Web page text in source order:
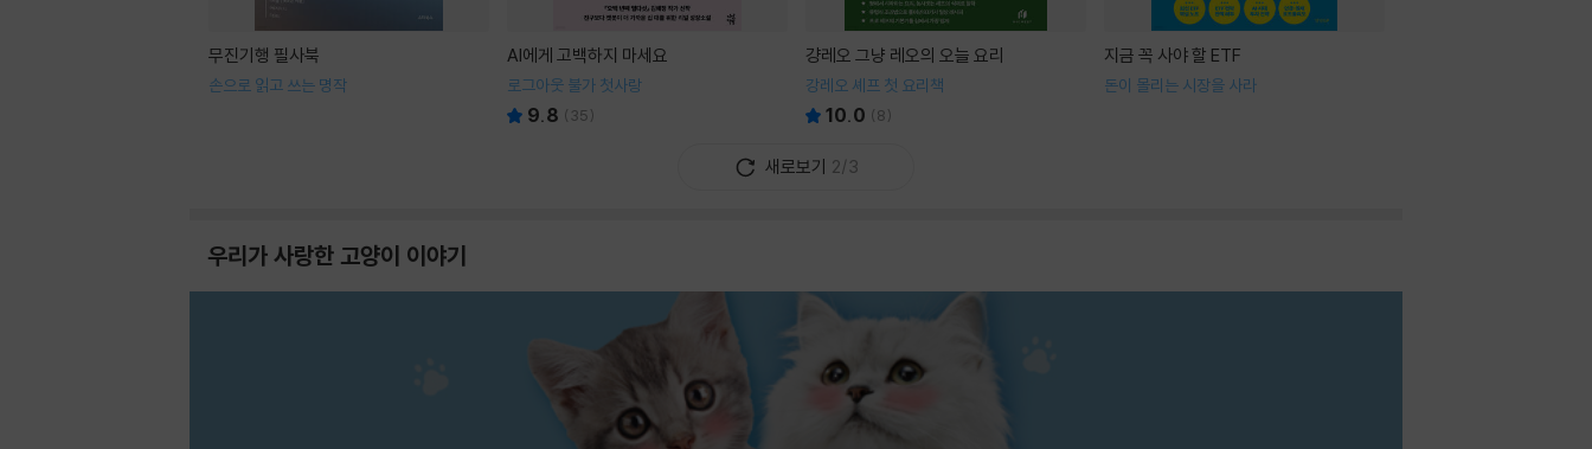
무진기행 필사북
손으로 읽고 쓰는 명작
AI에게 고백하지 마세요
로그아웃 불가 첫사랑
9.8 ( 35)
걍레오 그냥 레오의 오늘 요리
강레오 셰프 첫 요리책
10.0 (8)
지금 꼭 사야 할 ETF
돈이 몰리는 시장을 사라
새로보기 2/3
우리가 사랑한 고양이 이야기